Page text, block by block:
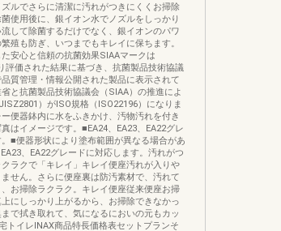
ルでさらに清潔に汚れがつきにくくお掃除
使用後に、銀イオン水でノズルをしっかり
して除菌するだけでなく、銀イオンのパワ
殖も防ぎ、いつまでもキレイに保ちます。
安心と信頼の抗菌効果SIAAマークは
評価された結果に基づき、抗菌製品技術協議
質管理・情報公開された製品に表示されて
と抗菌製品技術協議会（SIAA）の推進によ
）がISO規格（ISO22196）になりま
便器鉢内に水をふきかけ、汚物汚れを付き
はイメージです。■EA24、EA23、EA22グレ
■便器形状により塗布範囲が異なる場合があ
、EA22グレードに対応します。汚れがつ
ラクで「キレイ」キレイ便座汚れが入りや
せん。さらに便座裏は防汚素材で、汚れて
お掃除ラクラク。キレイ便座従来便座お掃
にしっかり上がるから、お掃除できなかっ
で拭き取れて、気になるにおいの元もカッ
トイレINAX商品特長価格表セットプランそ